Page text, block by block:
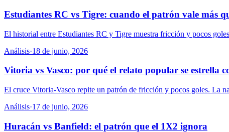
Estudiantes RC vs Tigre: cuando el patrón vale más
El historial entre Estudiantes RC y Tigre muestra fricción y pocos
Análisis·18 de junio, 2026
Vitoria vs Vasco: por qué el relato popular se estrella
El cruce Vitoria-Vasco repite un patrón de fricción y pocos goles. La
Análisis·17 de junio, 2026
Huracán vs Banfield: el patrón que el 1X2 ignora